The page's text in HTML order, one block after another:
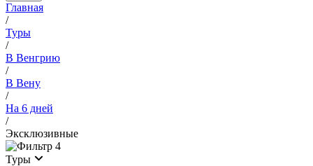
Главная
/
Туры
/
В Венгрию
/
В Вену
/
На 6 дней
/
Эксклюзивные
4
Туры